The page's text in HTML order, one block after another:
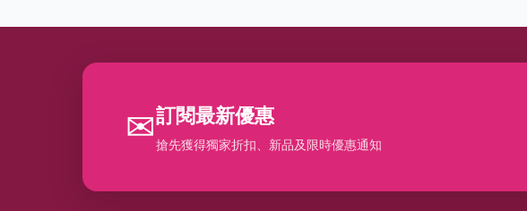
✉訂閱最新優惠
搶先獲得獨家折扣、新品及限時優惠通知